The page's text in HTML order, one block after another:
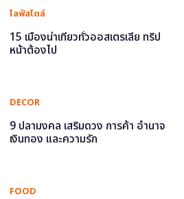
ไลฟ์สไตล์
15 เมืองน่าเที่ยวทั่วออสเตรเลีย ทริป
หน้าต้องไป
DECOR
9 ปลามงคล เสริมดวง การค้า อำนาจ
เงินทอง และความรัก
FOOD